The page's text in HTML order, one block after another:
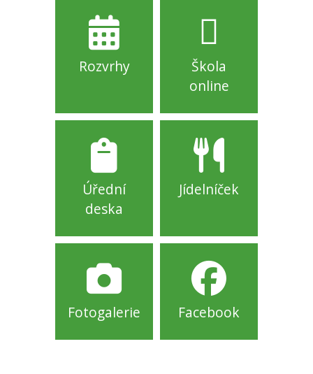
Rozvrhy
Škola
online
Úřední
deska
Jídelníček
Fotogalerie Facebook